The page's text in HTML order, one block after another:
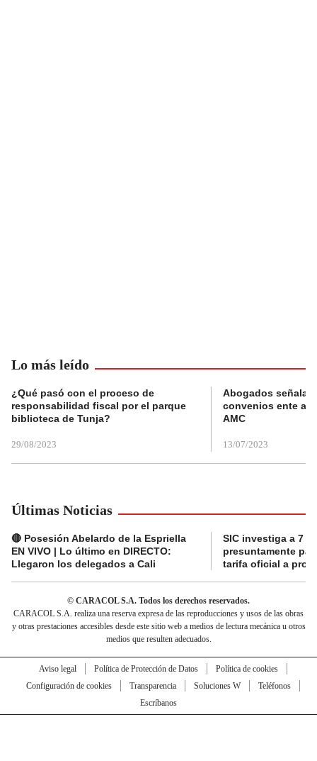
Lo más leído
¿Qué pasó con el proceso de
responsabilidad fiscal por el parque
biblioteca de Tunja?
29/08/2023
Abogados
convenios ente
AMC
13/07/2023
Últimas Noticias
🔴 Posesión Abelardo de la Espriella
EN VIVO | Lo último en DIRECTO:
Llegaron los delegados a Cali
SIC investiga a 7
presuntamente
tarifa oficial a
© CARACOL S.A. Todos los derechos reservados.
CARACOL S.A. realiza una reserva expresa de las reproducciones y usos de las obras
y otras prestaciones accesibles desde este sitio web a medios de lectura mecánica u otros
medios que resulten adecuados.
Aviso legal Política de Protección de Datos
Política de cookies
Configuración de cookies
Transparencia Soluciones W
Teléfonos
Escríbanos